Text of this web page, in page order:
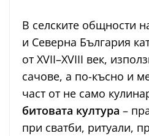
В селските общности
и Северна България
от XVII–XVIII век,
сачове, а по-късно и
част от не само
битовата култура –
при сватби, ритуали,